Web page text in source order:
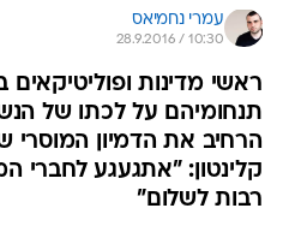
עמרי נחמיאס
28.9.2016 / 10:30
ראשי מדינות ופוליטיקאים
תנחומיהם על לכתו של
הרחיב את הדמיון המוסרי
קלינטון: "אתגעגע לחברי
רבות לשלום"